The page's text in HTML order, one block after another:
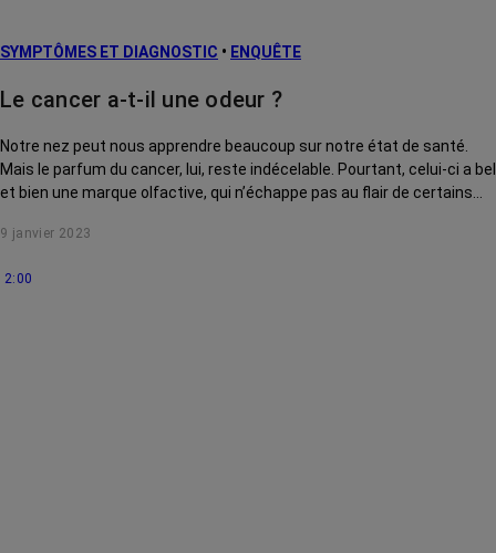
SYMPTÔMES ET DIAGNOSTIC • ENQUÊTE
Le cancer a-t-il une odeur ?
Notre nez peut nous apprendre beaucoup sur notre état de santé.
Mais le parfum du cancer, lui, reste indécelable. Pourtant, celui-ci a bel
et bien une marque olfactive, qui n’échappe pas au flair de certains
9 janvier 2023
2:00